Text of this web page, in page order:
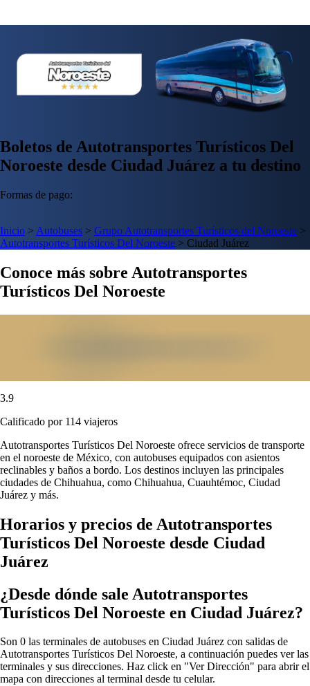
Boletos de Autotransportes Turísticos Del
Noroeste desde Ciudad Juárez a tu destino
Formas de pago:
Inicio > Autobuses > Grupo Autotransportes Turísticos del Noroeste >
Autotransportes Turísticos Del Noroeste > Ciudad Juárez
Conoce más sobre Autotransportes
Turísticos Del Noroeste
3.9
Calificado por 114 viajeros
Autotransportes Turísticos Del Noroeste ofrece servicios de transporte
en el noroeste de México, con autobuses equipados con asientos
reclinables y baños a bordo. Los destinos incluyen las principales
ciudades de Chihuahua, como Chihuahua, Cuauhtémoc, Ciudad
Juárez y más.
Horarios y precios de Autotransportes
Turísticos Del Noroeste desde Ciudad
Juárez
¿Desde dónde sale Autotransportes
Turísticos Del Noroeste en Ciudad Juárez?
Son 0 las terminales de autobuses en Ciudad Juárez con salidas de
Autotransportes Turísticos Del Noroeste, a continuación puedes ver las
terminales y sus direcciones. Haz click en "Ver Dirección" para abrir el
mapa con direcciones al terminal desde tu celular.